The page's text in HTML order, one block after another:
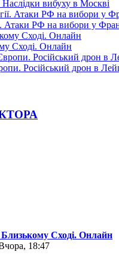
Наслідки вибуху в Москві
Атаки РФ на вибори у
Сході. Онлайн
Російський дрон в
Близькому Сході. Онлайн
18:47